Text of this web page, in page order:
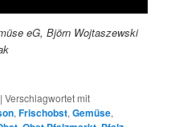
eG, Björn Wojtaszewski
|Verschlagwortet mit
,Frischobst,Gemüse,